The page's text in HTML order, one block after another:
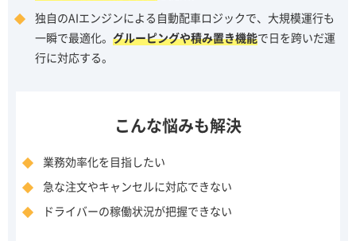
独自のAIエンジンによる自動配車ロジックで、大規模運行も
一瞬で最適化。 グルーピングや積み置き機能で日を跨いだ運
行に対応する。
こんな悩みも解決
業務効率化を目指したい
急な注文やキャンセルに対応できない
ドライバーの稼働状況が把握できない